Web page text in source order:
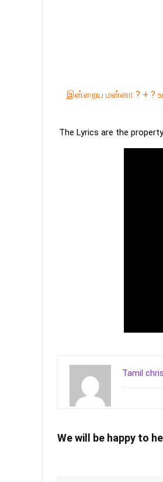
இன்றைய மன்னா ? + ?
The Lyrics are the
Tamil
We will be happy to